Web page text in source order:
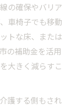
の確保やバリア
車椅子でも移動
トな床、または
の補助金を活用
大きく減らすこ
護する側もされ